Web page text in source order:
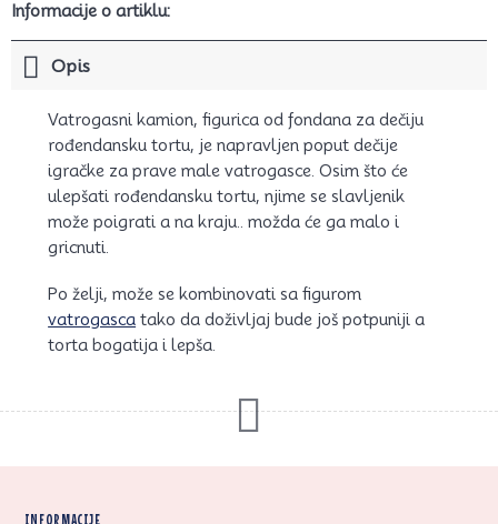
Informacije o artiklu:
Opis
Vatrogasni kamion, figurica od fondana za dečiju
rođendansku tortu, je napravljen poput dečije
igračke za prave male vatrogasce. Osim što će
ulepšati rođendansku tortu, njime se slavljenik
može poigrati a na kraju.. možda će ga malo i
gricnuti.
Po želji, može se kombinovati sa figurom
vatrogasca tako da doživljaj bude još potpuniji a
torta bogatija i lepša.
INFORMACIJE